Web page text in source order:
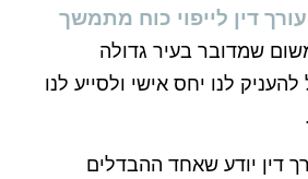
לייפוי כוח מתמשך
בעיר גדולה
יחס אישי ולסייע לנו
שאחד ההבדלים